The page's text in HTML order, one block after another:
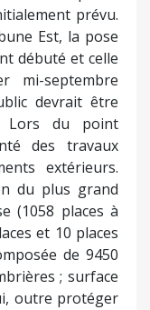
prévu.
Est, la pose
débuté et celle
mi-septembre
devrait être
Lors du point
des travaux
extérieurs.
du plus grand
(1058 places à
et 10 places
de 9450
; surface
outre protéger